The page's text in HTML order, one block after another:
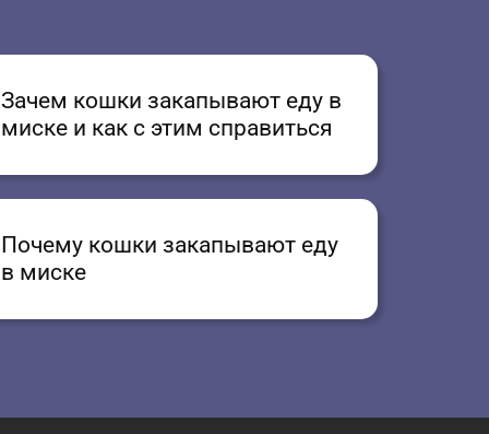
Зачем кошки закапывают еду в
миске и как с этим справиться
Почему кошки закапывают еду
в миске